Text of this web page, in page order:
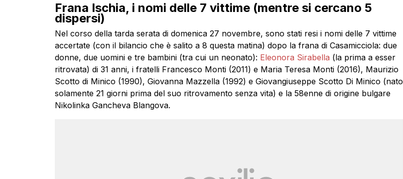
Frana Ischia, i nomi delle 7 vittime (mentre si cercano 5
dispersi)
Nel corso della tarda serata di domenica 27 novembre, sono stati resi i nomi delle 7 vittime
accertate (con il bilancio che è salito a 8 questa matina) dopo la frana di Casamicciola: due
donne, due uomini e tre bambini (tra cui un neonato): Eleonora Sirabella (la prima a esser
ritrovata) di 31 anni, i fratelli Francesco Monti (2011) e Maria Teresa Monti (2016), Maurizio
Scotto di Minico (1990), Giovanna Mazzella (1992) e Giovangiuseppe Scotto Di Minico (nato
solamente 21 giorni prima del suo ritrovamento senza vita) e la 58enne di origine bulgare
Nikolinka Gancheva Blangova.